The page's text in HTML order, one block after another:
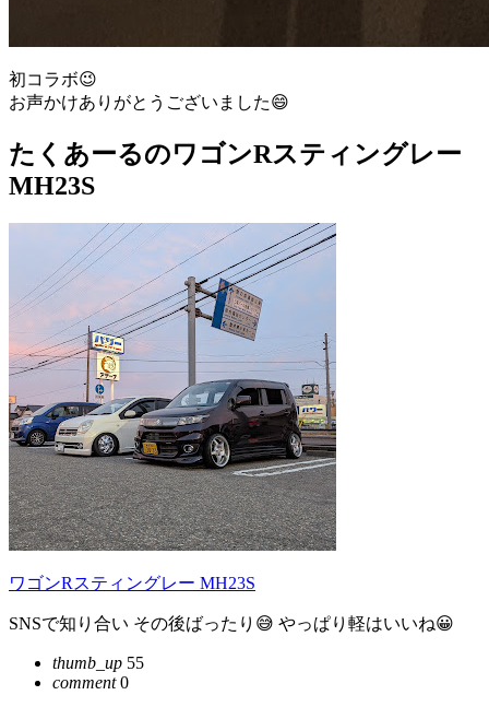
初コラボ😉
お声かけありがとうございました😄
たくあーるのワゴンRスティングレー
MH23S
ワゴンRスティングレー MH23S
SNSで知り合い その後ばったり😅 やっぱり軽はいいね😀
thumb_up 55
comment0